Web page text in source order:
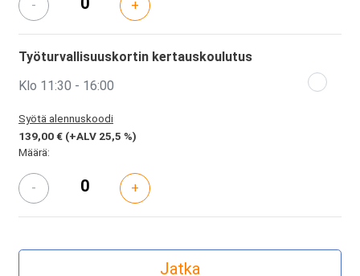
- +
Työturvallisuuskortin kertauskoulutus
Klo 11:30 - 16:00
Syötä alennuskoodi
139,00 € (+ALV 25,5 %)
Määrä:
- +